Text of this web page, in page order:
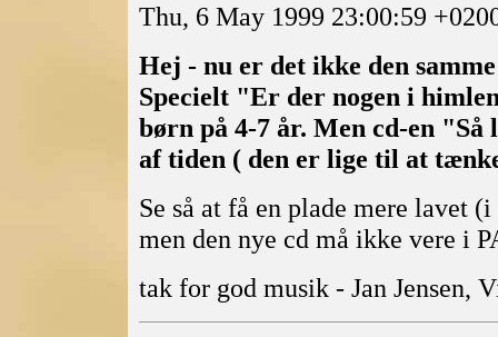
Thu, 6 May 1999 23:00:59
Hej - nu er det ikke den
Specielt "Er der nogen i
børn på 4-7 år. Men cd-en
af tiden ( den er lige til at
Se så at få en plade mere lavet
men den nye cd må ikke vere i
tak for god musik - Jan Jensen,